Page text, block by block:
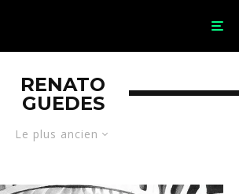
Le plus ancien
RENATO
GUEDES